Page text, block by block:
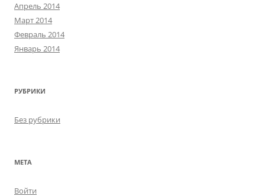
Апрель 2014
Март 2014
Февраль 2014
Январь 2014
РУБРИКИ
Без рубрики
МЕТА
Войти